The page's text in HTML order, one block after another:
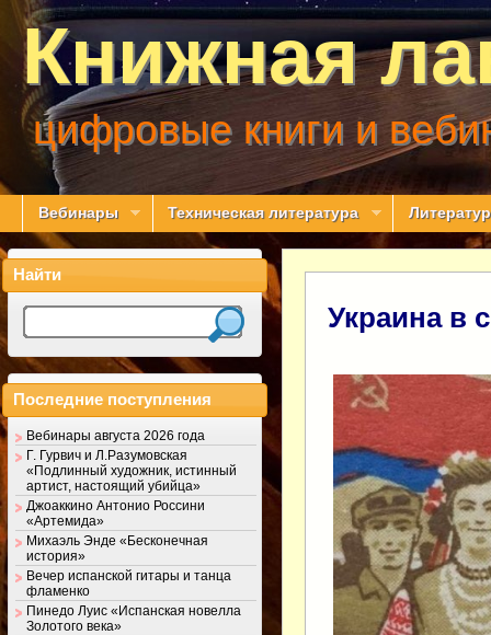
Книжная
цифровые книги и
Вебинары Техническая литература
Украина в
Найти
Последние поступления
Вебинары августа 2026 года
Г. Гурвич и Л.Разумовская
«Подлинный художник, истинный
артист, настоящий убийца»
Джоаккино Антонио Россини
«Артемида»
Михаэль Энде «Бесконечная
история»
Вечер испанской гитары и танца
фламенко
Пинедо Луис «Испанская новелла
Золотого века»